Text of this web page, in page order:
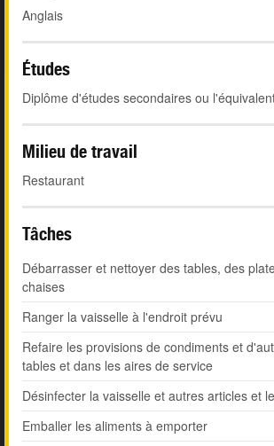
Anglais
Études
Diplôme d'études secondaires ou
Milieu de travail
Restaurant
Tâches
Débarrasser et nettoyer des tables, des
chaises
Ranger la vaisselle à l'endroit prévu
Refaire les provisions de condiments et
tables et dans les aires de service
Désinfecter la vaisselle et autres articles et
Emballer les aliments à emporter